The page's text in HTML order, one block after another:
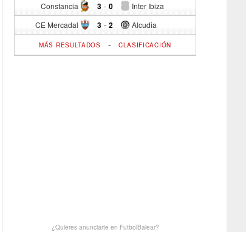
Constancia 3 - Inter Ibiza
0
CE Mercadal 3 - Alcudia
2
MÁS RESULTADOS - CLASIFICACIÓN
¿Quieres anunciarte en FutbolBalear?